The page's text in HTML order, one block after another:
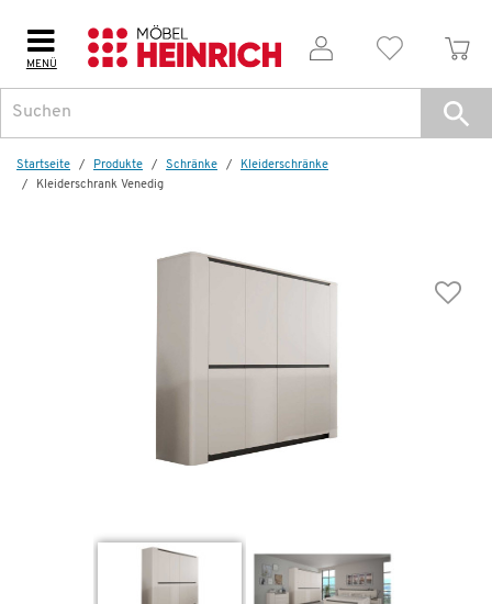
MENÜ
Startseite Produkte Schränke
Kleiderschränke
Kleiderschrank Venedig
Dazu empfehlen wir folgendes Zubehör:
79,99 €